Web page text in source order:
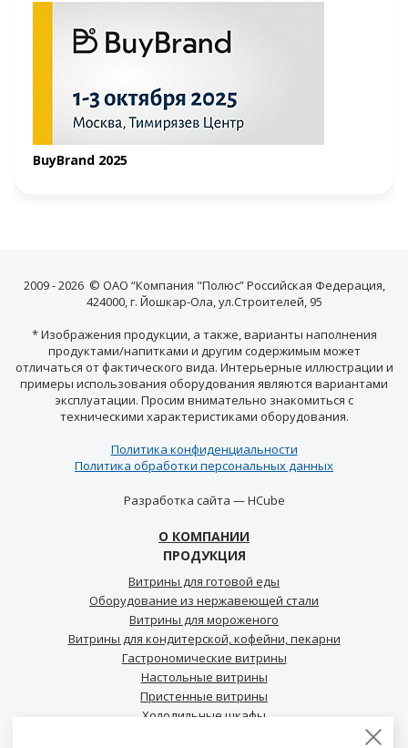
BuyBrand 2025
2009 - 2026 © ОАО “Компания "Полюс” Российская Федерация,
424000, г. Йошкар-Ола, ул.Строителей, 95
* Изображения продукции, а также, варианты наполнения
продуктами/напитками и другим содержимым может
отличаться от фактического вида. Интерьерные иллюстрации и
примеры использования оборудования являются вариантами
эксплуатации. Просим внимательно знакомиться с
техническими характеристиками оборудования.
Политика конфиденциальности
Политика обработки персональных данных
Разработка сайта —HCube
О КОМПАНИИ
ПРОДУКЦИЯ
Витрины для готовой еды
Оборудование из нержавеющей стали
Витрины для мороженого
Витрины для кондитерской, кофейни, пекарни
Гастрономические витрины
Настольные витрины
Пристенные витрины
Холодильные шкафы